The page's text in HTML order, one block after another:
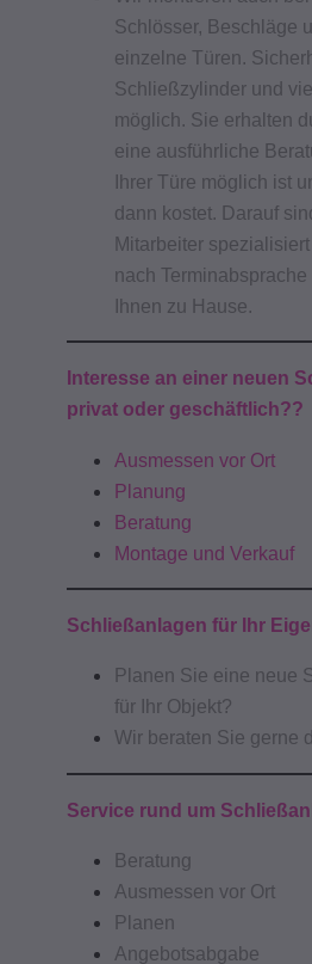
Schlösser, Beschläge
einzelne Türen.
Schließzylinder und
möglich. Sie erhalten
eine ausführliche
Ihrer Türe möglich ist
dann kostet. Darauf
Mitarbeiter
nach
Ihnen zu Hause.
Interesse an einer neuen
privat oder geschäftlich??
Ausmessen vor Ort
Planung
Beratung
Montage und Verkauf
Schließanlagen für Ihr
Planen Sie eine neue
für Ihr Objekt?
Wir beraten Sie gerne
Service rund um
Beratung
Ausmessen vor Ort
Planen
Angebotsabgabe